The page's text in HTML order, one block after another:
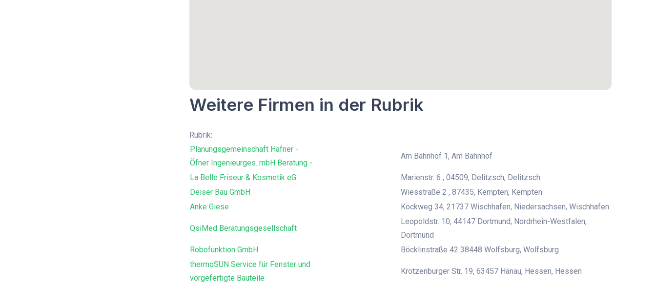
Weitere Firmen in der Rubrik
Rubrik:
Planungsgemeinschaft Häfner -
Öfner Ingenieurges. mbH Beratung -
Am Bahnhof 1, Am Bahnhof
La Belle Friseur & Kosmetik eG
Marienstr. 6 , 04509, Delitzsch, Delitzsch
Deiser Bau GmbH
Wiesstraße 2 , 87435, Kempten, Kempten
Anke Giese
Köckweg 34, 21737 Wischhafen, Niedersachsen, Wischhafen
QsiMed Beratungsgesellschaft
Leopoldstr. 10, 44147 Dortmund, Nordrhein-Westfalen,
Dortmund
Robofunktion GmbH
Böcklinstraße 42 38448 Wolfsburg, Wolfsburg
thermoSUN Service für Fenster und
vorgefertigte Bauteile
Krotzenburger Str. 19, 63457 Hanau, Hessen, Hessen